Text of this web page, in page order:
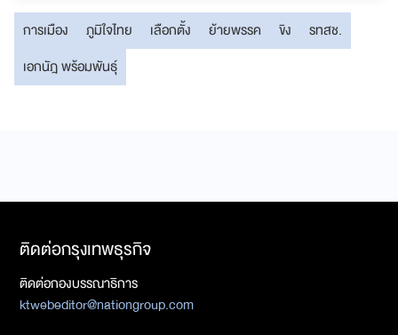
การเมือง ภูมิใจไทย เลือกตั้ง ย้ายพรรค ขิง
รทสช.
เอกนัฎ พร้อมพันธุ์
ติดต่อกรุงเทพธุรกิจ
ติดต่อกองบรรณาธิการ
ktwebeditor@nationgroup.com